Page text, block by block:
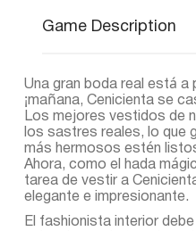
Game Description
Una gran boda real está a
¡mañana, Cenicienta se
Los mejores vestidos de
los sastres reales, lo que
más hermosos estén
Ahora, como el hada
tarea de vestir a
elegante e impresionante.
El fashionista interior